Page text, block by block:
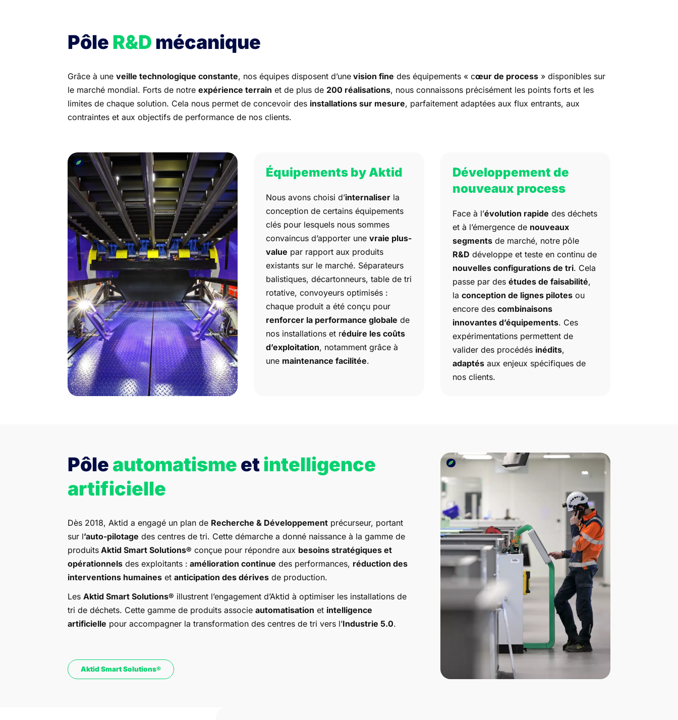
Pôle R&D mécanique
Grâce à uneveille technologique constante, nos équipes disposent d’une vision fine des équipements « cœur de process » disponibles sur
le marché mondial. Forts de notreexpérience terrain et de plus de 200 réalisations, nous connaissons précisément les points forts et les
limites de chaque solution. Cela nous permet de concevoir des installations sur mesure, parfaitement adaptées aux flux entrants, aux
contraintes et aux objectifs de performance de nos clients.
Équipements by Aktid
Nous avons choisi d’internaliser la
conception de certains équipements
clés pour lesquels nous sommes
convaincus d’apporter unevraie plus-
value par rapport aux produits
existants sur le marché. Séparateurs
balistiques, décartonneurs, table de tri
rotative, convoyeurs optimisés :
chaque produit a été conçu pour
renforcer la performance globale de
nos installations et réduire les coûts
d’exploitation, notamment grâce à
une maintenance facilitée.
Développement de
nouveaux process
Face à l’évolution rapide des déchets
et à l’émergence de nouveaux
segmentsde marché, notre pôle
R&D développe et teste en continu de
nouvelles configurations de tri. Cela
passe par des études de faisabilité,
la conception de lignes pilotesou
encore des combinaisons
innovantes d’équipements. Ces
expérimentations permettent de
valider des procédés inédits,
adaptésaux enjeux spécifiques de
nos clients.
Pôle automatisme etintelligence
artificielle
Dès 2018, Aktid a engagé un plan de Recherche & Développement précurseur, portant
sur l’auto-pilotage des centres de tri. Cette démarche a donné naissance à la gamme de
produits Aktid Smart Solutions® conçue pour répondre aux besoins stratégiques et
opérationnels des exploitants : amélioration continue des performances, réduction des
interventions humaines etanticipation des dérives de production.
LesAktid Smart Solutions® illustrent l’engagement d’Aktid à optimiser les installations de
tri de déchets. Cette gamme de produits associeautomatisation et intelligence
artificielle pour accompagner la transformation des centres de tri vers l’Industrie 5.0.
Aktid Smart Solutions®